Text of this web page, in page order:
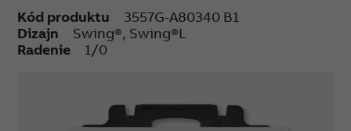
Kód produktu
3557G-A80340 B1
Dizajn
Swing®, Swing®L
Radenie
1/0